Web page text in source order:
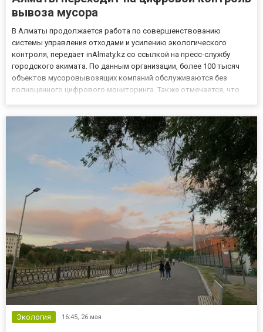
вывоза мусора
В Алматы продолжается работа по совершенствованию
системы управления отходами и усилению экологического
контроля, передает inAlmaty.kz со ссылкой на пресс-службу
городского акимата. По данным организации, более 100 тысяч
объектов мусоровывозящих компаний обслуживаются без
полноценного цифрового мониторинга. Также отмечается, что
Дополнительной проблемой оста...
Экология 16:45, 26 мая